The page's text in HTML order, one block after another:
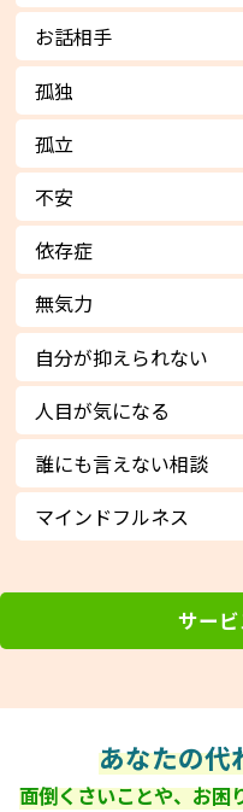
お話相手
孤独
孤立
不安
依存症
無気力
自分が抑えられない
人目が気になる
誰にも言えない相談
マインドフルネス
サー
あなたの代
面倒くさいことや、お困